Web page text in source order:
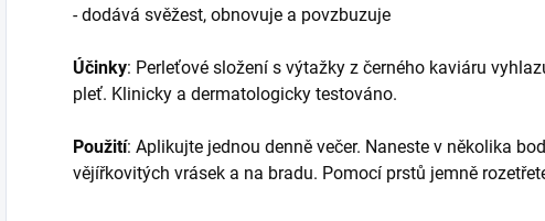
- dodává svěžest, obnovuje a povzbuzuje
Účinky: Perleťové složení s výtažky z černého kaviáru
pleť. Klinicky a dermatologicky testováno.
Použití: Aplikujte jednou denně večer. Naneste v několika
vějířkovitých vrásek a na bradu. Pomocí prstů jemně